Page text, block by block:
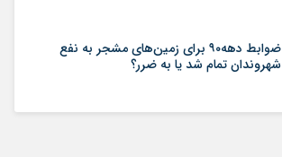
ضوابط دهه۹۰ برای زمین‌های مشجر به نفع
شهروندان تمام شد یا به ضرر؟